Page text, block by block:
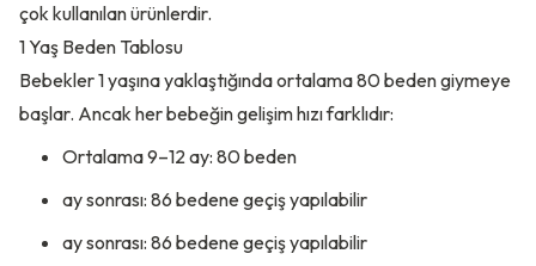
çok kullanılan ürünlerdir.
1 Yaş Beden Tablosu
Bebekler 1 yaşına yaklaştığında ortalama 80 beden giymeye
başlar. Ancak her bebeğin gelişim hızı farklıdır:
Ortalama 9–12 ay: 80 beden
ay sonrası: 86 bedene geçiş yapılabilir
ay sonrası: 86 bedene geçiş yapılabilir